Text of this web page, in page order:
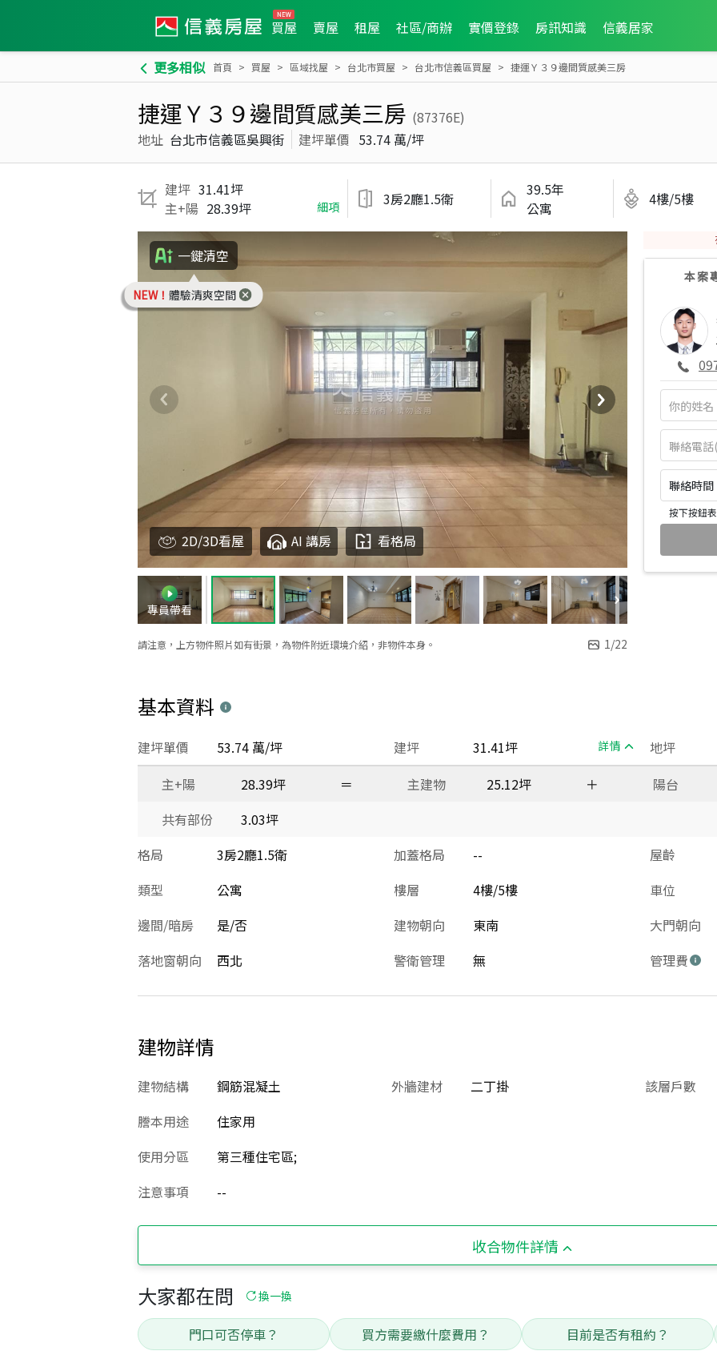
買屋 賣屋 租屋 社區/商辦 實價登錄 房訊知識 信義居家
更多相似 首頁 買屋 區域找屋 台北市買屋 台北市信義區買屋 捷運Ｙ３９邊間質感美三房
捷運Ｙ３９邊間質感美三房 (87376E)
地址 台北市信義區吳興街 建坪單價 53.74 萬/坪
建坪 31.41坪
主+陽 28.39坪 細項 3房2廳1.5衛
39.5年
公寓
4樓/5樓
一鍵清空
NEW！ 體驗清爽空間
專員帶看
請注意，上方物件照片如有街景，為物件附近環境介紹，非物件本身。 1/22
2D/3D看屋 AI 講房 看格局
本案
聯絡時
按下按鈕
基本資料
建坪 31.41坪 詳情
建坪單價 53.74 萬/坪 地坪
主+陽
28.39坪 ＝ 主建物 25.12坪 ＋ 陽台
共有部份
3.03坪
格局
3房2廳1.5衛 加蓋格局 -- 屋齡
類型
公寓 樓層 4樓/5樓 車位
邊間/暗房
是/否 建物朝向 東南 大門朝向
落地窗朝向
西北 警衛管理 無 管理費
建物詳情
建物結構 鋼筋混凝土 外牆建材 二丁掛 該層戶數
謄本用途
住家用
使用分區
第三種住宅區;
注意事項
--
收合物件詳情
大家都在問 換一換
門口可否停車？ 買方需要繳什麼費用？ 目前是否有租約？